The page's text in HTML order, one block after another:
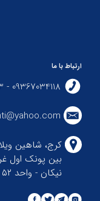
ارتباط با ما
09367034118 - 09195045363
کرج، شاهین
بین پونک اول
نیکان - واحد ۵۲